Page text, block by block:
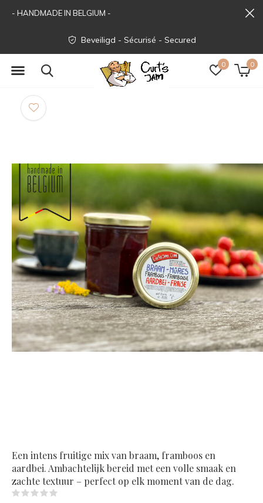
0 0
Beveiligd - Sécurisé - Secured
- HANDMADE IN BELGIUM -
Een intens fruitige mix van braam, framboos en
aardbei. Ambachtelijk bereid met een volle smaak en
zachte textuur – perfect op elk moment van de dag.